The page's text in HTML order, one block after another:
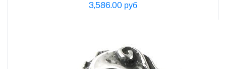
3,586.00 руб